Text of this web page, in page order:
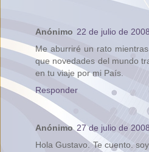
Anónimo 22 de julio de
Me aburriré un rato
que novedades del mundo
en tu viaje por mi País.
Responder
Anónimo 27 de julio de
Hola Gustavo. Te cuento.